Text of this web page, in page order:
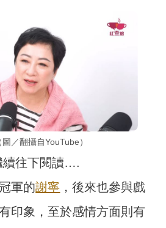
／翻攝自YouTube）
續往下閱讀….
軍的謝寧 ，後來也參與戲
印象，至於感情方面則有